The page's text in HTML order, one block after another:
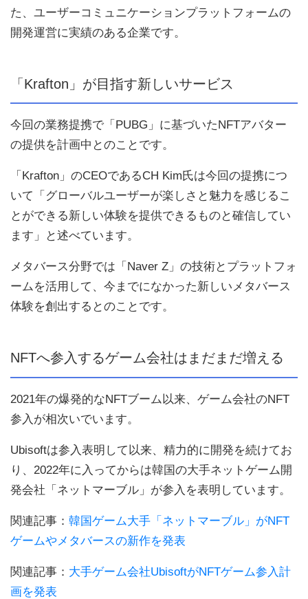
た、ユーザーコミュニケーションプラットフォームの
開発運営に実績のある企業です。
「Krafton」が目指す新しいサービス
今回の業務提携で「PUBG」に基づいたNFTアバター
の提供を計画中とのことです。
「Krafton」のCEOであるCH Kim氏は今回の提携につ
いて「グローバルユーザーが楽しさと魅力を感じるこ
とができる新しい体験を提供できるものと確信してい
ます」と述べています。
メタバース分野では「Naver Z」の技術とプラットフォ
ームを活用して、今までになかった新しいメタバース
体験を創出するとのことです。
NFTへ参入するゲーム会社はまだまだ増える
2021年の爆発的なNFTブーム以来、ゲーム会社のNFT
参入が相次いでいます。
Ubisoftは参入表明して以来、精力的に開発を続けてお
り、2022年に入ってからは韓国の大手ネットゲーム開
発会社「ネットマーブル」が参入を表明しています。
関連記事： 韓国ゲーム大手「ネットマーブル」がNFT
ゲームやメタバースの新作を発表
関連記事： 大手ゲーム会社UbisoftがNFTゲーム参入計
画を発表